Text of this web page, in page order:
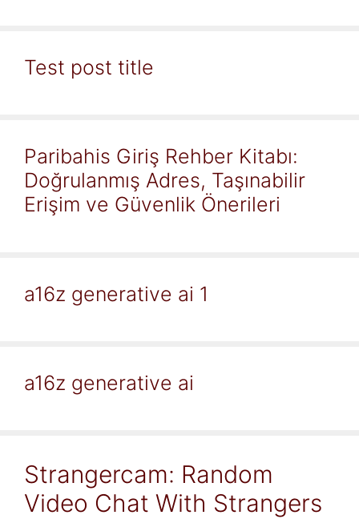
Test post title
Paribahis Giriş Rehber Kitabı:
Doğrulanmış Adres, Taşınabilir
Erişim ve Güvenlik Önerileri
a16z generative ai 1
a16z generative ai
Strangercam: Random
Video Chat With Strangers